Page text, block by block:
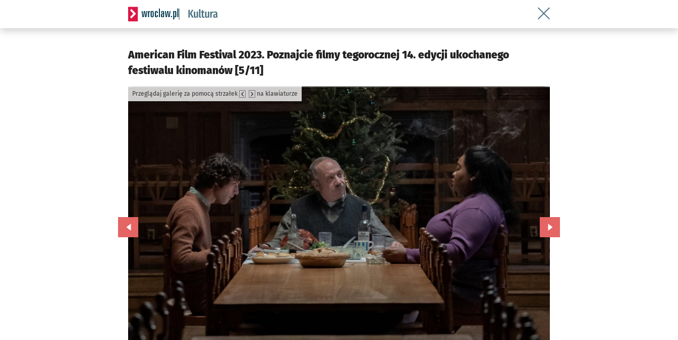
Serwis informacyjny wroclaw.pl podserwis: Kultura
Wróć do artykułu American Film
American Film Festival 2023. Poznajcie filmy tegorocznej 14. edycji ukochanego
festiwalu kinomanów [5/11]
Przeglądaj galerię za pomocą strzałek na klawiaturze
Przejdź do poprzedniego zdjęcia. Przejdź do kolejnego zdjęcia.